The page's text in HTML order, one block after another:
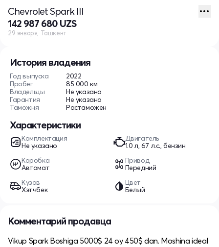
История владения
Год выпуска
2022
Пробег
85 000 км
Владельцы
Не указано
Гарантия
Не указано
Таможня
Растаможен
Характеристики
Комплектация
Не указано
Двигатель
1.0 л, 67 л.с., бензин
Коробка
Автомат
Привод
Передний
Кузов
Хэтчбек
Цвет
Белый
Chevrolet Spark III
142 987 680 UZS
29 января, Ташкент
Комментарий продавца
Vikup Spark Boshiga 5000$ 24 oy 450$ dan. Moshina ideal